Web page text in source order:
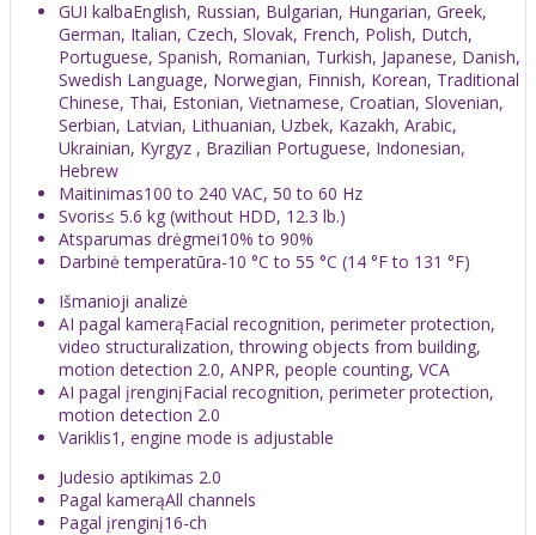
GUI kalbaEnglish, Russian, Bulgarian, Hungarian, Greek,
German, Italian, Czech, Slovak, French, Polish, Dutch,
Portuguese, Spanish, Romanian, Turkish, Japanese, Danish,
Swedish Language, Norwegian, Finnish, Korean, Traditional
Chinese, Thai, Estonian, Vietnamese, Croatian, Slovenian,
Serbian, Latvian, Lithuanian, Uzbek, Kazakh, Arabic,
Ukrainian, Kyrgyz , Brazilian Portuguese, Indonesian,
Hebrew
Maitinimas100 to 240 VAC, 50 to 60 Hz
Svoris≤ 5.6 kg (without HDD, 12.3 lb.)
Atsparumas drėgmei10% to 90%
Darbinė temperatūra-10 °C to 55 °C (14 °F to 131 °F)
Išmanioji analizė
AI pagal kamerąFacial recognition, perimeter protection,
video structuralization, throwing objects from building,
motion detection 2.0, ANPR, people counting, VCA
AI pagal įrenginįFacial recognition, perimeter protection,
motion detection 2.0
Variklis1, engine mode is adjustable
Judesio aptikimas 2.0
Pagal kamerąAll channels
Pagal įrenginį16-ch